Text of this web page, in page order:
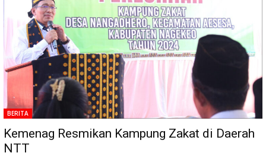
BERITA
Kemenag Resmikan Kampung Zakat di Daerah
NTT